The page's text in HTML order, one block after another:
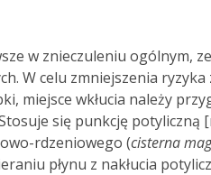
w znieczuleniu ogólnym,
W celu zmniejszenia
miejsce wkłucia należy
się punkcję potyliczną
rdzeniowego (cisterna
płynu z nakłucia